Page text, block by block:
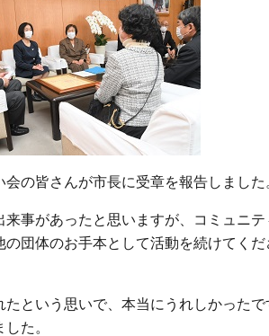
の皆さんが市長に受章を報告しました
事があったと思いますが、コミュニ
団体のお手本として活動を続けてくだ
という思いで、本当にうれしかった
た。